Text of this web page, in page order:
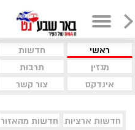
ראשי חדשות
מגזין
תרבות
אינדקס
צור קשר
חדשות ארציות חדשות מהאזור